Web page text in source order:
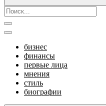
бизнес
финансы
первые лица
мнения
стиль
биографии